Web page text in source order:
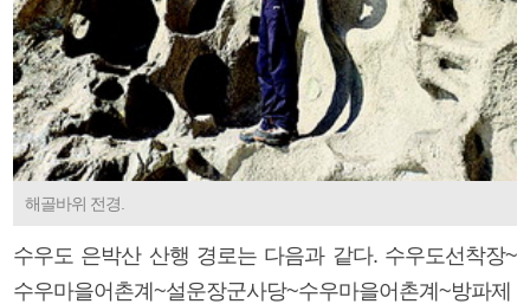
해골바위 전경.
수우도 은박산 산행 경로는 다음과 같다. 수우도선착장~
수우마을어촌계~설운장군사당~수우마을어촌계~방파제